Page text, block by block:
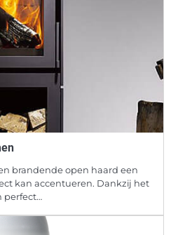
brandende open haard een
kan accentueren. Dankzij het
perfect…